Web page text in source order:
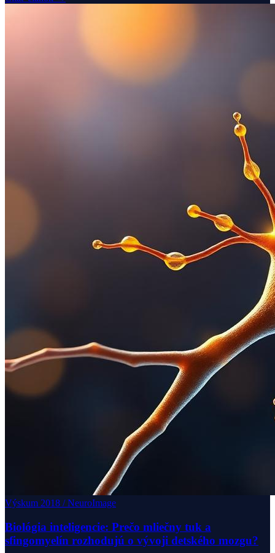
Výskum 2018 / NeuroImage
Biológia inteligencie: Prečo mliečny tuk a
sfingomyelín rozhodujú o vývoji detského mozgu?